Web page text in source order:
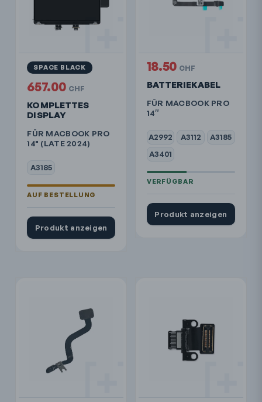
KOMPLETTES
DISPLAY
FÜR MACBOOK PRO
14" (LATE 2024)
A3185
SPACE BLACK
657.00 CHF
Produkt anzeigen
BATTERIEKABEL
FÜR MACBOOK PRO
14″
A2992 A3112
A3185
A3401
18.50 CHF
Produkt anzeigen